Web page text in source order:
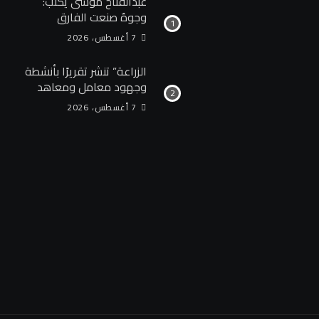
وجوهٌ صنعت الفارق
7 أغسطس، 2026
الزراعة” تنشر تقريرًا بأنشطة
وجهود معامل ومعاهد
“البحوث الزراعية” خلال
الأسبوع الأول من أغسطس
7 أغسطس، 2026